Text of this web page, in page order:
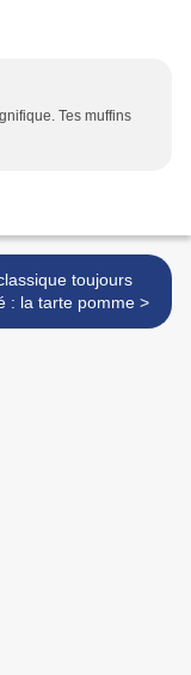
Tes muffins
toujours
dévoré : la tarte pomme >